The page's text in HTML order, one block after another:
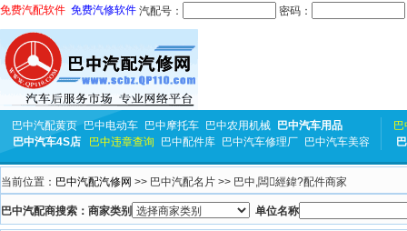
免费汽配软件 免费汽修软件 汽配号： 密码：
巴中汽配黄页 巴中电动车 巴中摩托车 巴中农用机械
巴中汽车用品
巴中汽车4S店
巴中违章查询 巴中配件库 巴中汽车修理厂 巴中汽车美容
当前位置： 巴中汽配汽修网 >> 巴中汽配名片 >> 巴中,闆經鍏?配件商家
巴中汽配商搜索：商家类别 单位名称